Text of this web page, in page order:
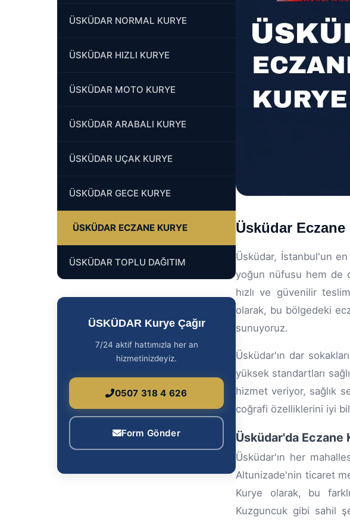
ÜSKÜDAR NORMAL KURYE
ÜSKÜDAR HIZLI KURYE
ÜSKÜDAR MOTO KURYE
ÜSKÜDAR ARABALI KURYE
ÜSKÜDAR UÇAK KURYE
ÜSKÜDAR GECE KURYE
ÜSKÜDAR ECZANE KURYE
ÜSKÜDAR TOPLU DAĞITIM
ÜSKÜDAR Kurye Çağır
7/24 aktif hattımızla her an
hizmetinizdeyiz.
0507 318 4 626
Form Gönder
Üsküdar
Üsküdar, İstanbul'un
yoğun nüfusu hem de
hızlı ve güvenilir
olarak, bu bölgedeki
sunuyoruz.
Üsküdar'ın dar
yüksek standartları
hizmet veriyor, sağlık
coğrafi özelliklerini iyi
Üsküdar'da Eczane
Üsküdar'ın her
Altunizade'nin ticaret
Kurye olarak, bu
Kuzguncuk gibi sahil